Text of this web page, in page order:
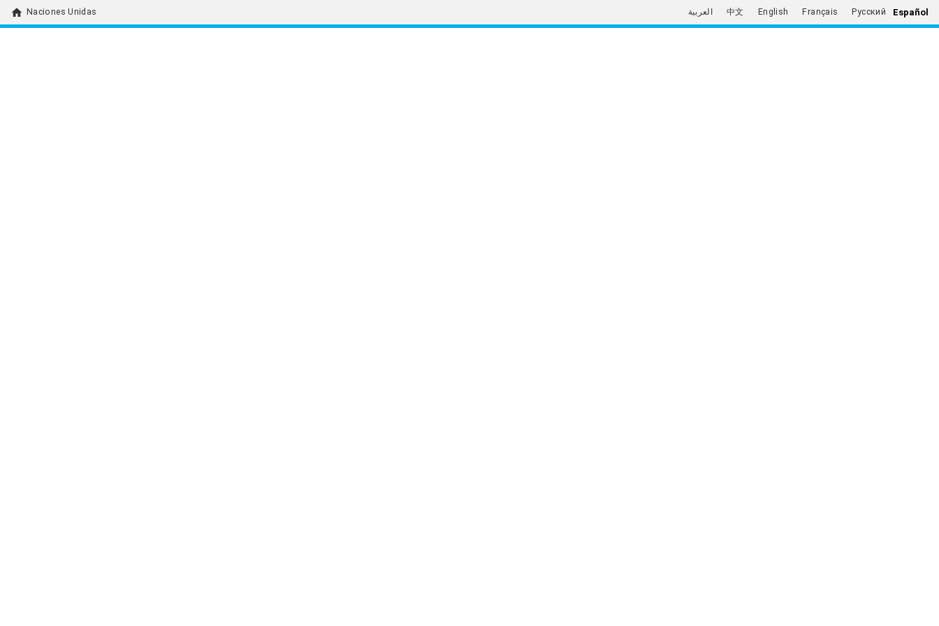
home Naciones Unidas العربية 中文 English Français Русский Español